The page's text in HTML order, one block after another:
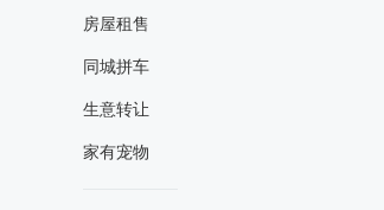
房屋租售
同城拼车
生意转让
家有宠物